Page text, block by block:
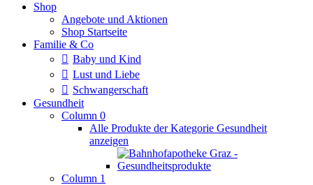
Shop
Angebote und Aktionen
Shop Startseite
Familie & Co
Baby und Kind
Lust und Liebe
Schwangerschaft
Gesundheit
Column 0
Alle Produkte der Kategorie Gesundheit
anzeigen
Column 1